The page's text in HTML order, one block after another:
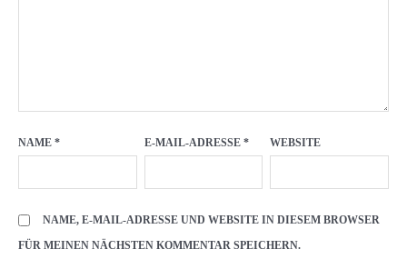
NAME * E-MAIL-ADRESSE * WEBSITE
NAME, E-MAIL-ADRESSE UND WEBSITE IN DIESEM BROWSER
FÜR MEINEN NÄCHSTEN KOMMENTAR SPEICHERN.